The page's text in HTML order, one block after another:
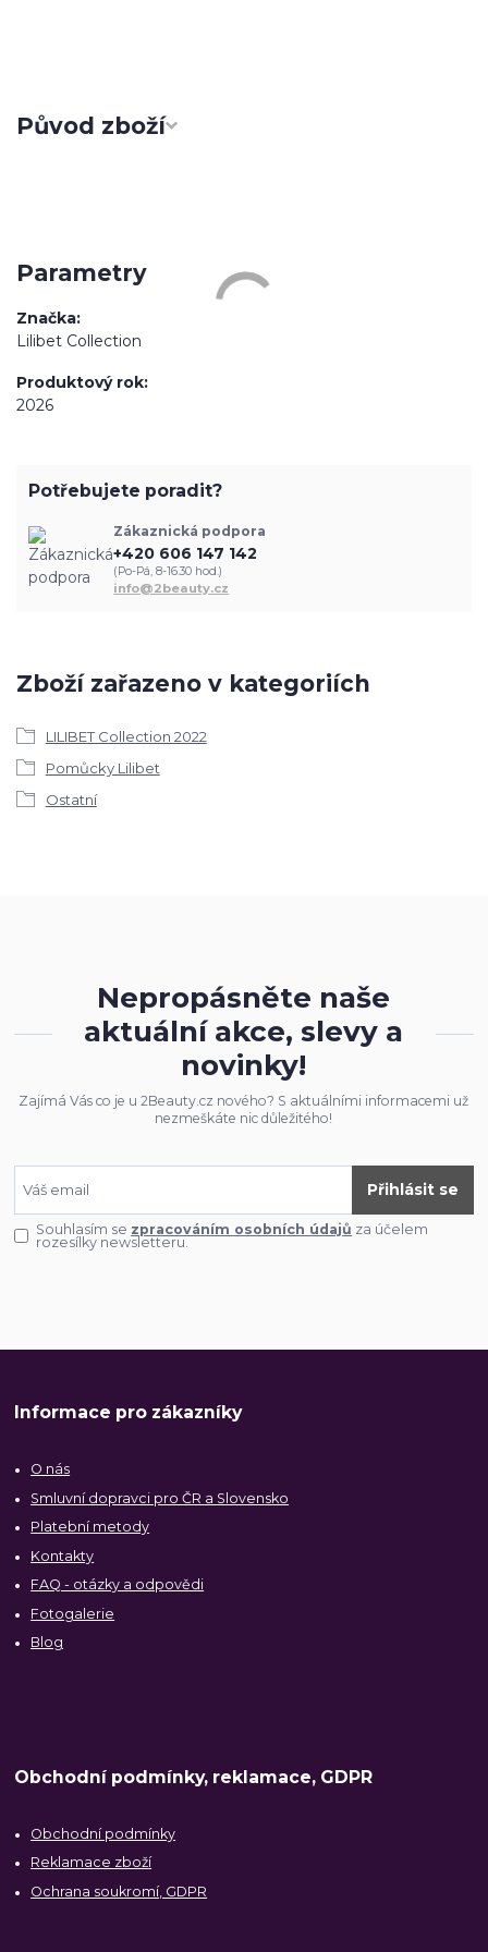
Původ zboží
Parametry
Značka
Lilibet Collection
Produktový rok
2026
Zboží zařazeno v kategoriích
LILIBET Collection 2022
Pomůcky Lilibet
Ostatní
Potřebujete poradit?
Zákaznická podpora
+420 606 147 142
(Po-Pá, 8-16.30 hod.)
info@2beauty.cz
Nepropásněte naše
aktuální akce, slevy a
novinky!
Zajímá Vás co je u 2Beauty.cz nového? S aktuálními informacemi už
nezmeškáte nic důležitého!
Přihlásit se
Souhlasím se zpracováním osobních údajů za účelem
rozesílky newsletteru.
Informace pro zákazníky
O nás
Smluvní dopravci pro ČR a Slovensko
Platební metody
Kontakty
FAQ - otázky a odpovědi
Fotogalerie
Blog
Obchodní podmínky, reklamace, GDPR
Obchodní podmínky
Reklamace zboží
Ochrana soukromí, GDPR